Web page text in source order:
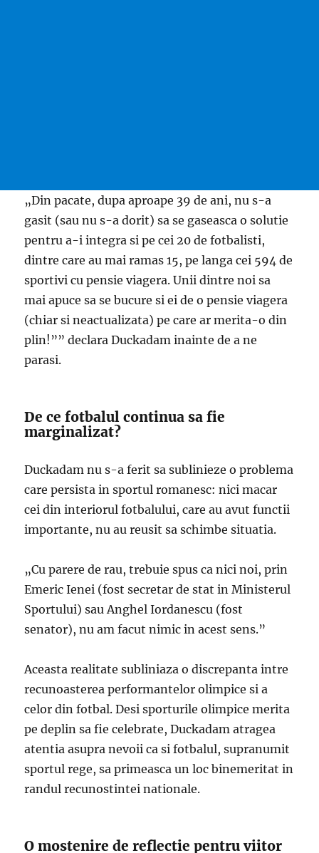
„Din pacate, dupa aproape 39 de ani, nu s-a
gasit (sau nu s-a dorit) sa se gaseasca o solutie
pentru a-i integra si pe cei 20 de fotbalisti,
dintre care au mai ramas 15, pe langa cei 594 de
sportivi cu pensie viagera. Unii dintre noi sa
mai apuce sa se bucure si ei de o pensie viagera
(chiar si neactualizata) pe care ar merita-o din
plin!”” declara Duckadam inainte de a ne
parasi.
De ce fotbalul continua sa fie
marginalizat?
Duckadam nu s-a ferit sa sublinieze o problema
care persista in sportul romanesc: nici macar
cei din interiorul fotbalului, care au avut functii
importante, nu au reusit sa schimbe situatia.
„Cu parere de rau, trebuie spus ca nici noi, prin
Emeric Ienei (fost secretar de stat in Ministerul
Sportului) sau Anghel Iordanescu (fost
senator), nu am facut nimic in acest sens.”
Aceasta realitate subliniaza o discrepanta intre
recunoasterea performantelor olimpice si a
celor din fotbal. Desi sporturile olimpice merita
pe deplin sa fie celebrate, Duckadam atragea
atentia asupra nevoii ca si fotbalul, supranumit
sportul rege, sa primeasca un loc binemeritat in
randul recunostintei nationale.
O mostenire de reflectie pentru viitor